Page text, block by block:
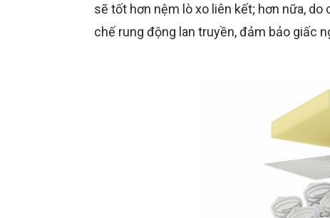
sẽ tốt hơn nệm lò xo liên kết; hơn nữa,
chế rung động lan truyền, đảm bảo giấc